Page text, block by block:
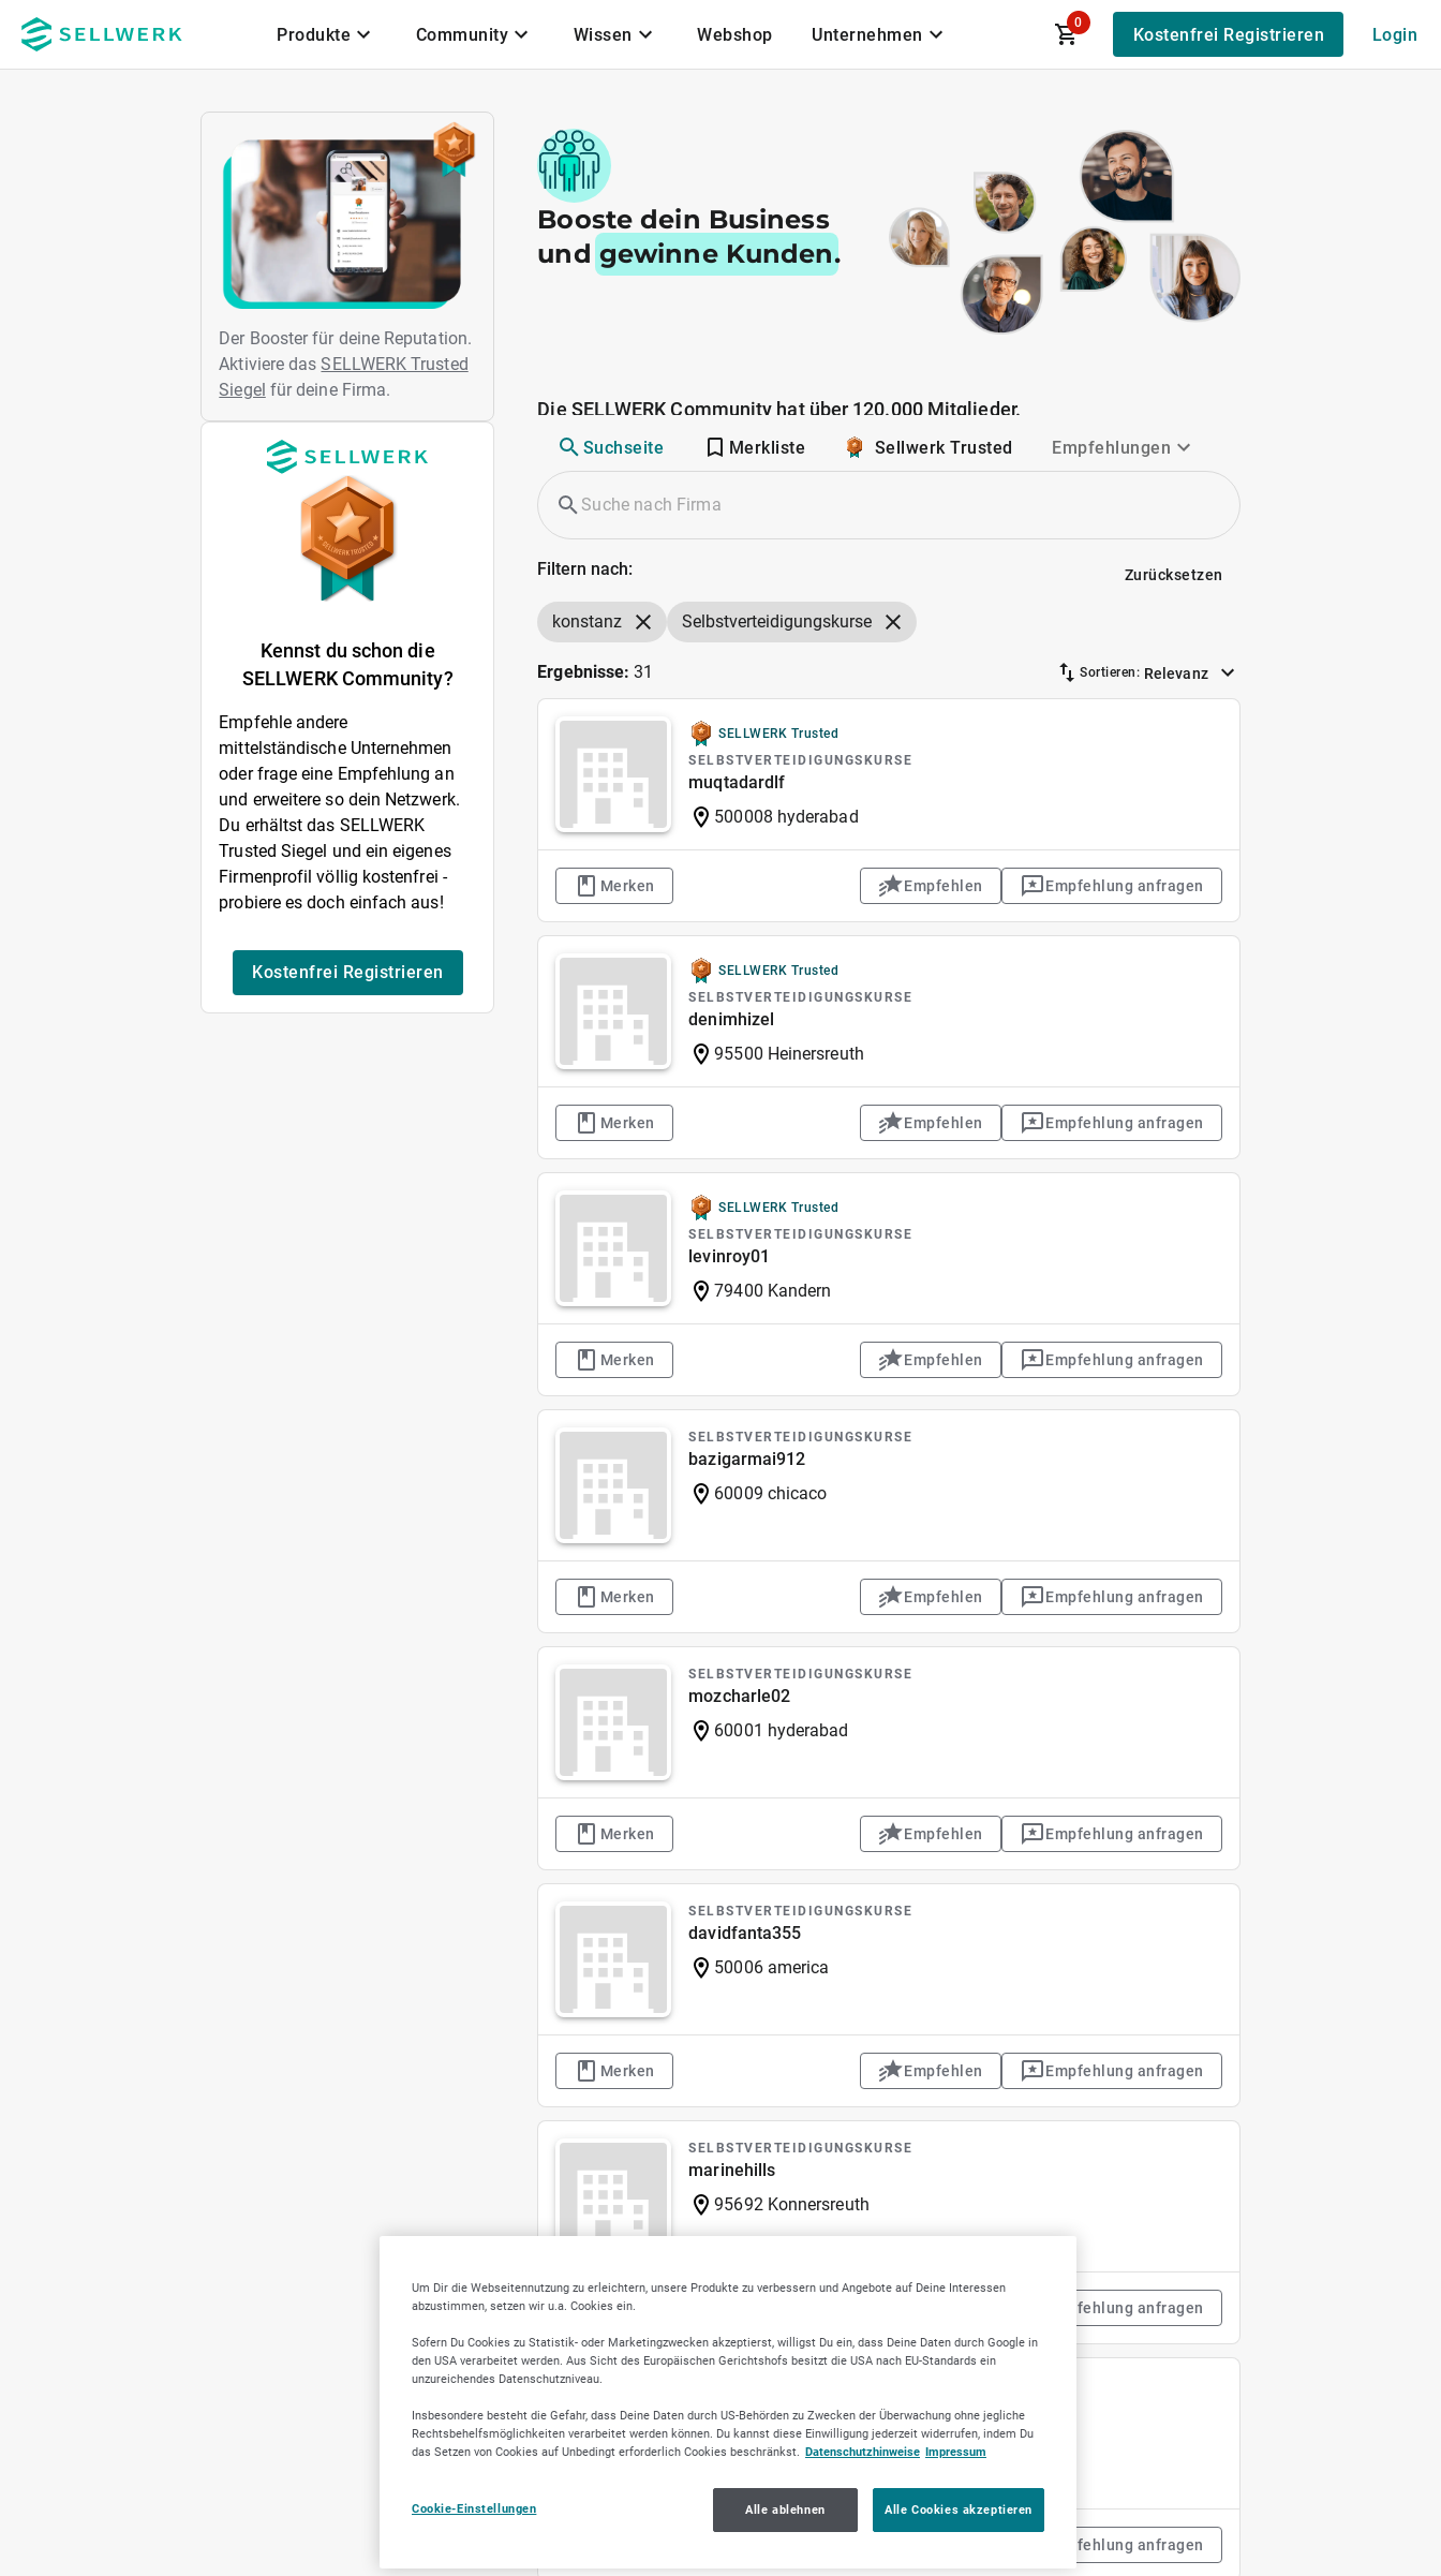
Zum Hauptinhalt
Produkte Community Wissen Webshop Unternehmen
0
Kostenfrei Registrieren Login
Der Booster für deine Reputation.
Aktiviere dasSELLWERK Trusted
Siegel für deine Firma.
Kennst du schon die
SELLWERK Community?
Empfehle andere
mittelständische Unternehmen
oder frage eine Empfehlung an
und erweitere so dein Netzwerk.
Du erhältst das SELLWERK
Trusted Siegel und ein eigenes
Firmenprofil völlig kostenfrei -
probiere es doch einfach aus!
Kostenfrei Registrieren
Booste dein Business
und gewinne Kunden.
Die SELLWERK Community hat über 120.000 Mitglieder.
Suchseite Merkliste Sellwerk Trusted Empfehlungen
Filtern nach: Zurücksetzen
konstanz Selbstverteidigungskurse
Ergebnisse:31 Sortieren: Relevanz
SELLWERK Trusted
SELBSTVERTEIDIGUNGSKURSE
muqtadardlf
500008 hyderabad
Merken Empfehlen Empfehlung anfragen
SELLWERK Trusted
SELBSTVERTEIDIGUNGSKURSE
denimhizel
95500 Heinersreuth
Merken Empfehlen Empfehlung anfragen
SELLWERK Trusted
SELBSTVERTEIDIGUNGSKURSE
levinroy01
79400 Kandern
Merken Empfehlen Empfehlung anfragen
SELBSTVERTEIDIGUNGSKURSE
bazigarmai912
60009 chicaco
Merken Empfehlen Empfehlung anfragen
SELBSTVERTEIDIGUNGSKURSE
mozcharle02
60001 hyderabad
Merken Empfehlen Empfehlung anfragen
SELBSTVERTEIDIGUNGSKURSE
davidfanta355
50006 america
Merken Empfehlen Empfehlung anfragen
SELBSTVERTEIDIGUNGSKURSE
marinehills
95692 Konnersreuth
Merken Empfehlung anfragen
muqtadarlabel
63457 Hanau
Empfehlung anfragen
Um Dir die Webseitennutzung zu erleichtern, unsere Produkte zu verbessern und Angebote auf Deine Interessen
abzustimmen, setzen wir u.a. Cookies ein.
Sofern Du Cookies zu Statistik- oder Marketingzwecken akzeptierst, willigst Du ein, dass Deine Daten durch Google in
den USA verarbeitet werden. Aus Sicht des Europäischen Gerichtshofs besitzt die USA nach EU-Standards ein
unzureichendes Datenschutzniveau.
Insbesondere besteht die Gefahr, dass Deine Daten durch US-Behörden zu Zwecken der Überwachung ohne jegliche
Rechtsbehelfsmöglichkeiten verarbeitet werden können. Du kannst diese Einwilligung jederzeit widerrufen, indem Du
das Setzen von Cookies auf Unbedingt erforderlich Cookies beschränkst. Datenschutzhinweise Impressum
Cookie-Einstellungen Alle ablehnen Alle Cookies akzeptieren